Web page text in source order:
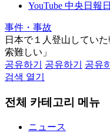
YouTube 中央日報
事件・事故
日本で１人登山してい
索難しい」
공유하기
공유하기
공유
검색 열기
전체 카테고리 메뉴
ニュース